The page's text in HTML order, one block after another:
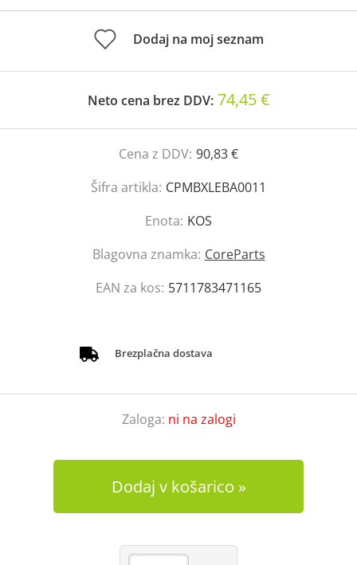
Dodaj na moj seznam
Neto cena brez DDV: 74,45 €
Cena z DDV: 90,83 €
Šifra artikla: CPMBXLEBA0011
Enota: KOS
Blagovna znamka: CoreParts
EAN za kos: 5711783471165
Brezplačna dostava
Zaloga: ni na zalogi
Dodaj v košarico